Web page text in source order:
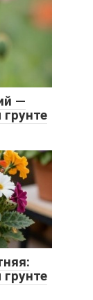
—